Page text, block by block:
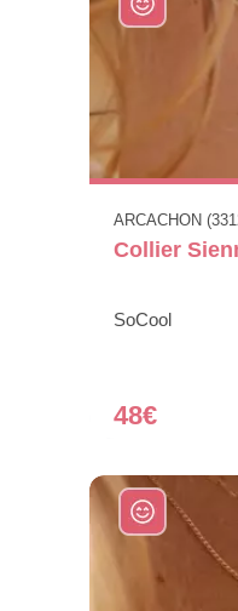
ARCACHON
Collier
SoCool
48€